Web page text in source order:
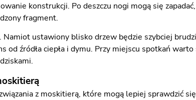
konstrukcji. Po deszczu nogi mogą się
fragment.
Namiot ustawiony blisko drzew będzie szybciej
od źródła ciepła i dymu. Przy miejscu spotkań
z moskitierą, które mogą lepiej sprawdzić